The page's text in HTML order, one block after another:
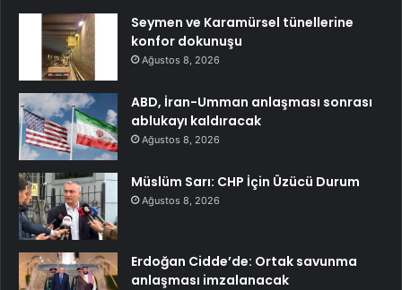
Seymen ve Karamürsel tünellerine
konfor dokunuşu
Ağustos 8, 2026
ABD, İran-Umman anlaşması sonrası
ablukayı kaldıracak
Ağustos 8, 2026
Müslüm Sarı: CHP İçin Üzücü Durum
Ağustos 8, 2026
Erdoğan Cidde’de: Ortak savunma
anlaşması imzalanacak